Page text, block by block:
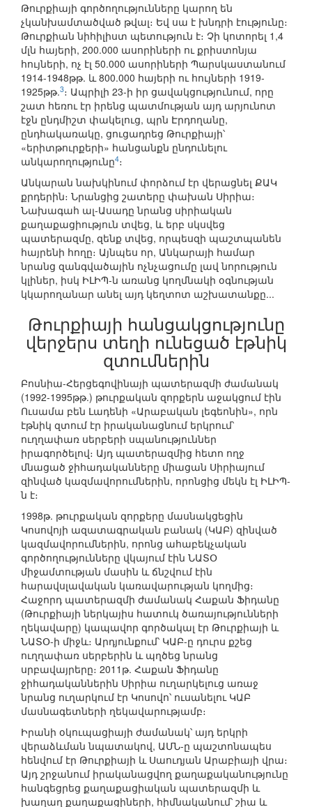
Թուրքիայի գործողությունները կարող են
չկանխամտածված թվալ։ Եվ սա է խնդրի էությունը։
Թուրքիան նիհիլիստ պետություն է։ Չի կոտորել 1,4
մլն հայերի, 200.000 ասորիների ու քրիստոնյա
հույների, ոչ էլ 50.000 ասորիների Պարսկաստանում
1914-1948թթ. և 800.000 հայերի ու հույների 1919-
1925թթ.3։ Ապրիլի 23-ի իր ցավակցությունում, որը
շատ հեռու էր իրենց պատմության այդ արյունոտ
էջն ընդմիշտ փակելուց, պրն Էրդողանը,
ընդհակառակը, ցուցադրեց Թուրքիայի՝
«երիտթուրքերի» հանցանքն ընդունելու
անկարողությունը4։
Անկարան նախկինում փորձում էր վերացնել ՔԱԿ
քրդերին։ Նրանցից շատերը փախան Սիրիա։
Նախագահ ալ-Ասադը նրանց սիրիական
քաղաքացիություն տվեց, և երբ սկսվեց
պատերազմը, զենք տվեց, որպեսզի պաշտպանեն
հայրենի հողը։ Այնպես որ, Անկարայի համար
նրանց զանգվածային ոչնչացումը լավ նորություն
կլիներ, իսկ ԻԼԻՊ-ն առանց կողմնակի օգնության
կկարողանար անել այդ կեղտոտ աշխատանքը...
Թուրքիայի հանցակցությունը
վերջերս տեղի ունեցած էթնիկ
զտումներին
Բոսնիա-Հերցեգովինայի պատերազմի ժամանակ
(1992-1995թթ.) թուրքական զորքերն աջակցում էին
Ուսամա բեն Լադենի «Արաբական լեգեոնին», որն
էթնիկ զտում էր իրականացնում երկրում՝
ուղղափառ սերբերի սպանություններ
իրագործելով։ Այդ պատերազմից հետո ողջ
մնացած ջիհադականները միացան Սիրիայում
զինված կազմավորումներին, որոնցից մեկն էլ ԻԼԻՊ-
ն է։
1998թ. թուրքական զորքերը մասնակցեցին
Կոսովոյի ազատագրական բանակ (ԿԱԲ) զինված
կազմավորումներին, որոնց ահաբեկչական
գործողությունները վկայում էին ՆԱՏՕ
միջամտության մասին և ճնշվում էին
հարավսլավական կառավարության կողմից։
Հաջորդ պատերազմի ժամանակ Հաքան Ֆիդանը
(Թուրքիայի ներկայիս հատուկ ծառայությունների
ղեկավարը) կապավոր գործակալ էր Թուրքիայի և
ՆԱՏՕ-ի միջև։ Արդյունքում՝ ԿԱԲ-ը դուրս քշեց
ուղղափառ սերբերին և պղծեց նրանց
սրբավայրերը։ 2011թ. Հաքան Ֆիդանը
ջիհադականներին Սիրիա ուղարկելուց առաջ
նրանց ուղարկում էր Կոսովո՝ ուսանելու ԿԱԲ
մասնագետների ղեկավարությամբ։
Իրանի օկուպացիայի ժամանակ՝ այդ երկրի
վերաձևման նպատակով, ԱՄՆ-ը պաշտոնապես
հենվում էր Թուրքիայի և Սաուդյան Արաբիայի վրա։
Այդ շրջանում իրականացվող քաղաքականությունը
հանգեցրեց քաղաքացիական պատերազմի և
խաղաղ քաղաքացիների, հիմնականում՝ շիա և